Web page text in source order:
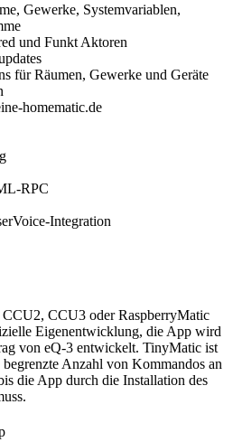
Gewerke, Systemvariablen,
und Funkt Aktoren
für Räumen, Gewerke und Geräte
homematic.de
RPC
Integration
CCU3 oder RaspberryMatic
Eigenentwicklung, die App wird
von eQ-3 entwickelt. TinyMatic ist
Anzahl von Kommandos an
die App durch die Installation des